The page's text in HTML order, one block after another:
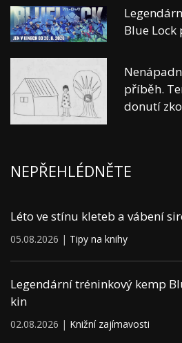
Blue
příběh.
donutí
NEPŘEHLÉDNĚTE
Léto ve stínu kleteb a vábení
05.08.2026 | Tipy na knihy
Legendární tréninkový kemp
kin
02.08.2026 | Knižní zajímavosti